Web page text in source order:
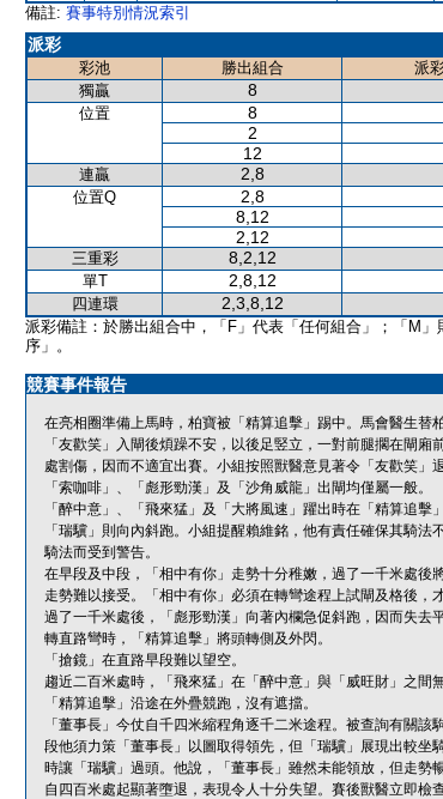
備註: 賽事特別情況索引
派彩
彩池 勝出組合
派
獨贏
8
位置 8
2
12
連贏 2,8
位置Q 2,8
8,12
2,12
三重彩 8,2,12
單T 2,8,12
四連環 2,3,8,12
派彩備註：於勝出組合中，「F」代表「任何組合」；「M」
序」。
競賽事件報告
在亮相圈準備上馬時，柏寶被「精算追擊」踢中。馬會醫生替
「友歡笑」入閘後煩躁不安，以後足竪立，一對前腿擱在閘
處割傷，因而不適宜出賽。小組按照獸醫意見著令「友歡笑」
「索咖啡」、「彪形勁漢」及「沙角威龍」出閘均僅屬一般。
「醉中意」、「飛來猛」及「大將風速」躍出時在「精算追
「瑞驥」則向內斜跑。小組提醒賴維銘，他有責任確保其騎
騎法而受到警告。
在早段及中段，「相中有你」走勢十分稚嫩，過了一千米處
走勢難以接受。「相中有你」必須在轉彎途程上試閘及格後，
過了一千米處後，「彪形勁漢」向著內欄急促斜跑，因而失去平
轉直路彎時，「精算追擊」將頭轉側及外閃。
「搶鏡」在直路早段難以望空。
趨近二百米處時，「飛來猛」在「醉中意」與「威旺財」之間
「精算追擊」沿途在外疊競跑，沒有遮擋。
「董事長」今仗自千四米縮程角逐千二米途程。被查詢有關
段他須力策「董事長」以圖取得領先，但「瑞驥」展現出較
時讓「瑞驥」過頭。他說，「董事長」雖然未能領放，但走
自四百米處起顯著墮退，表現令人十分失望。賽後獸醫立即